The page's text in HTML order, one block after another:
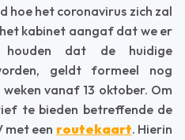
hoe het coronavirus zich zal
kabinet aangaf dat we er
houden dat de huidige
geldt formeel nog
vanaf 13 oktober. Om
te bieden betreffende de
met een routekaart. Hierin